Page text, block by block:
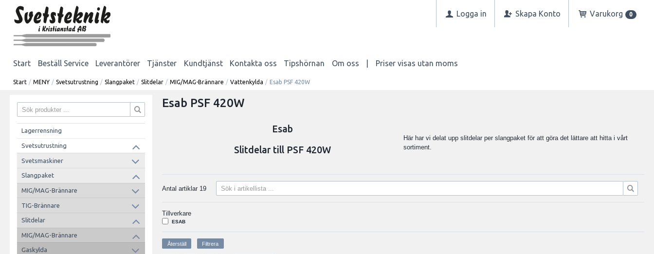
Logga in Skapa Konto Varukorg 0
Start Beställ Service Leverantörer Tjänster Kundtjänst Kontakta oss Tipshörnan Om oss Priser visas utan moms
Start / MENY / Svetsutrustning / Slangpaket / Slitdelar / MIG/MAG-Brännare / Vattenkylda / Esab PSF 420W
Lagerrensning
Svetsutrustning
Svetsmaskiner
Slangpaket
MIG/MAG-Brännare
TIG-Brännare
Slitdelar
MIG/MAG-Brännare
Gaskylda
Esab PSF 420W
Esab
Slitdelar till PSF 420W
Här har vi delat upp slitdelar per slangpaket för att göra det lättare att hitta i vårt
sortiment.
Antal artiklar 19
Tillverkare
ESAB